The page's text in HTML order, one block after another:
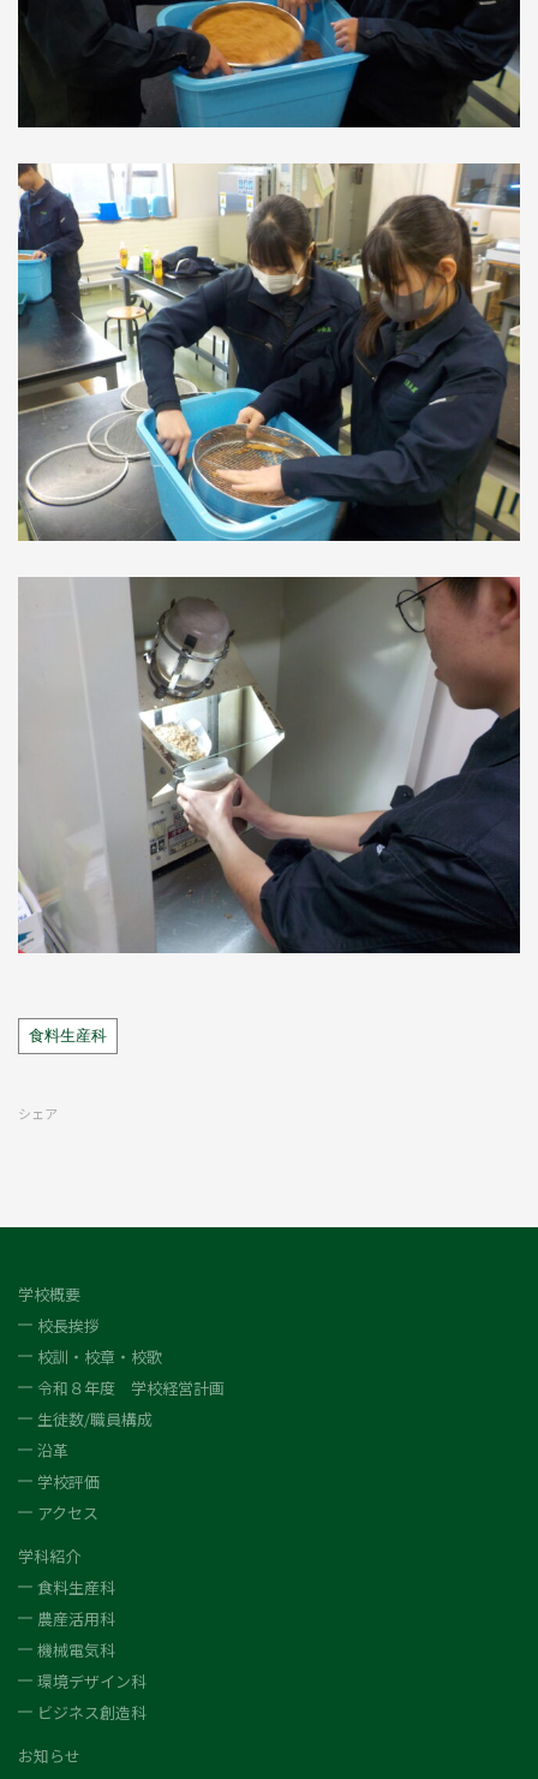
Tags
食料生産科
シェア
学校概要
校長挨拶
校訓・校章・校歌
令和８年度 学校経営計画
生徒数/職員構成
沿革
学校評価
アクセス
学科紹介
食料生産科
農産活用科
機械電気科
環境デザイン科
ビジネス創造科
お知らせ